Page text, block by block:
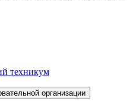
техникум
организации